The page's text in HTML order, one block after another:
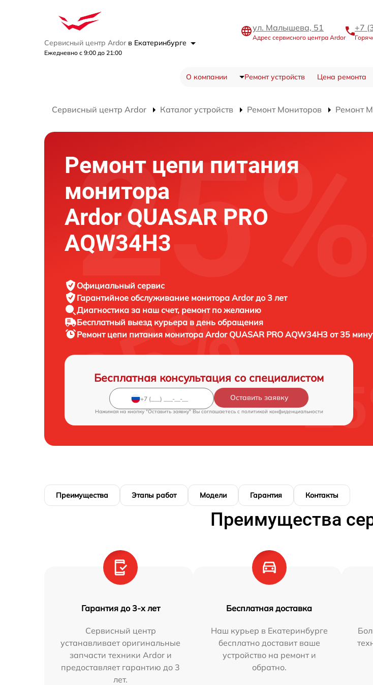
Сервисный центр Ardor в Екатеринбурге
Ежедневно с 9:00 до 21:00
ул. Малышева, 51
Адрес сервисного центра Ardor
+7
О компании Ремонт устройств Цена ремонта
Сервисный центр Ardor Каталог устройств Ремонт Мониторов Ремонт
Ремонт цепи питания
монитора
Ardor QUASAR PRO
AQW34H3
Официальный сервис
Гарантийное обслуживание монитора Ardor до 3 лет
Диагностика за наш счет, ремонт по желанию
Бесплатный выезд курьера в день обращения
Ремонт цепи питания монитора Ardor QUASAR PRO AQW34H3 от 35
Бесплатная консультация со специалистом
Оставить заявку
Нажимая на кнопку "Оставить заявку" Вы соглашаетесь c политикой конфиденциальности
Преимущества Этапы работ Модели Гарантия Контакты
Преимущества
Гарантия до 3-х лет
Сервисный центр
устанавливает оригинальные
запчасти техники Ardor и
предоставляет гарантию до 3
лет.
Бесплатная доставка
Наш курьер в Екатеринбурге
бесплатно доставит ваше
устройство на ремонт и
обратно.